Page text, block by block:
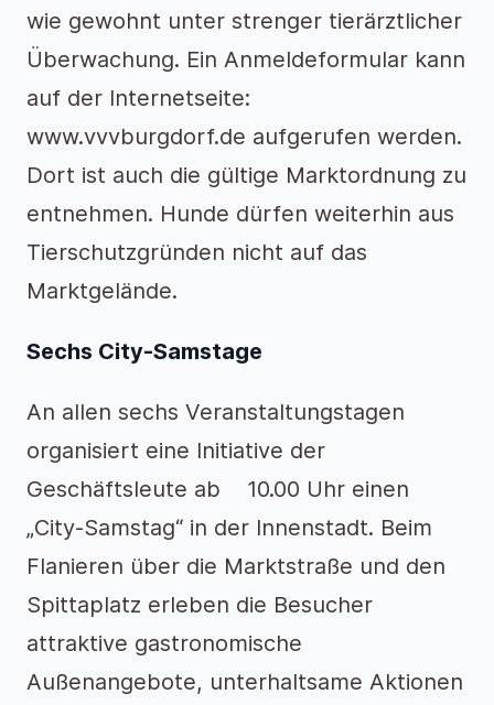
wie gewohnt unter strenger tierärztlicher
Überwachung. Ein Anmeldeformular kann
auf der Internetseite:
www.vvvburgdorf.de aufgerufen werden.
Dort ist auch die gültige Marktordnung zu
entnehmen. Hunde dürfen weiterhin aus
Tierschutzgründen nicht auf das
Marktgelände.
Sechs City-Samstage
An allen sechs Veranstaltungstagen
organisiert eine Initiative der
Geschäftsleute ab 10.00 Uhr einen
„City-Samstag“ in der Innenstadt. Beim
Flanieren über die Marktstraße und den
Spittaplatz erleben die Besucher
attraktive gastronomische
Außenangebote, unterhaltsame Aktionen